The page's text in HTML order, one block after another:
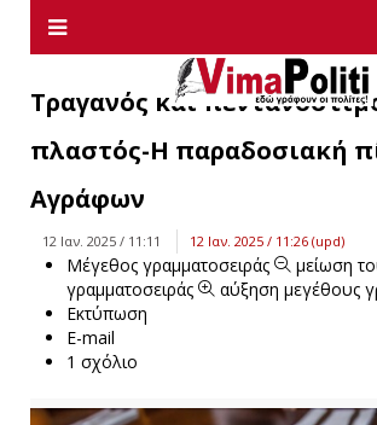
Τραγανός και
πλαστός-Η παραδοσιακή
Αγράφων
12 Ιαν. 2025 / 11:11 12 Ιαν. 2025 / 11:26 (upd)
Μέγεθος γραμματοσειράς
μείωση
γραμματοσειράς
αύξηση μεγέθους
Εκτύπωση
E-mail
1 σχόλιο